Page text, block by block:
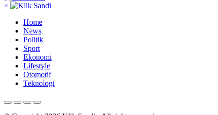
×
Home
News
Politik
Sport
Ekonomi
Lifestyle
Otomotif
Teknologi